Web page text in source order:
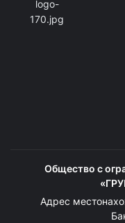
Общество с
Адрес